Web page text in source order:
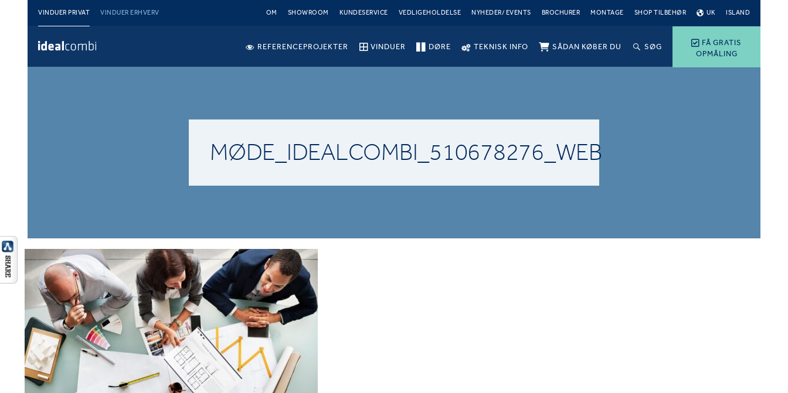
VINDUER PRIVAT VINDUER ERHVERV OM SHOWROOM KUNDESERVICE VEDLIGEHOLDELSE NYHEDER/ EVENTS BROCHURER MONTAGE SHOP TILBEHØR UK ISLAND
FÅ GRATIS
OPMÅLING
REFERENCEPROJEKTER VINDUER DØRE TEKNISK INFO SÅDAN KØBER DU SØG
MØDE_IDEALCOMBI_510678276_WEB